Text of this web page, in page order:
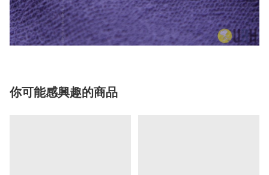
你可能感興趣的商品